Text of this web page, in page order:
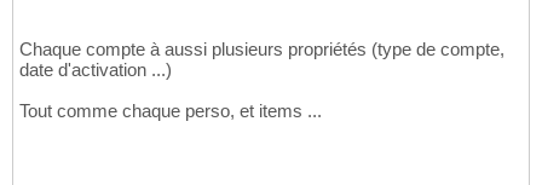
Chaque compte à aussi plusieurs propriétés (type de compte,
date d'activation ...)
Tout comme chaque perso, et items ...